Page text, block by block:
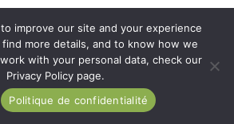
improve our site and your experience
more details, and to know how we
with your personal data, check our
Privacy Policy page.
Politique de confidentialité